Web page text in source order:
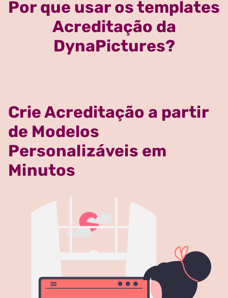
Por que usar os templates
Acreditação da
DynaPictures?
Crie Acreditação a partir
de Modelos
Personalizáveis em
Minutos